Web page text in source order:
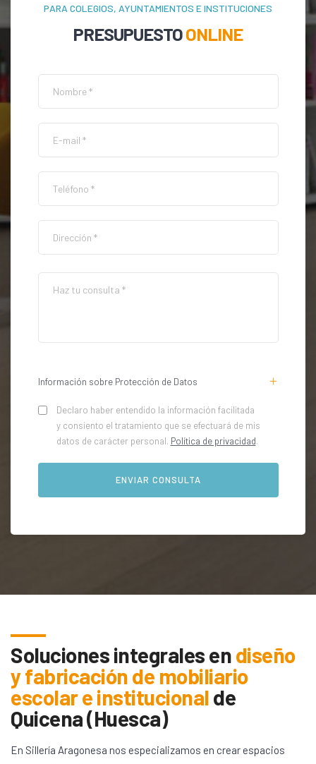
PARA COLEGIOS, AYUNTAMIENTOS E INSTITUCIONES
PRESUPUESTOONLINE
Información sobre Protección de Datos
Declaro haber entendido la información facilitada
y consiento el tratamiento que se efectuará de mis
datos de carácter personal. Política de privacidad.
Soluciones integrales endiseño
y fabricación de mobiliario
escolar e institucionalde
Quicena (Huesca)
En Sillería Aragonesa nos especializamos en crear espacios